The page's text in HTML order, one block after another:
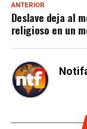
ANTERIOR
Deslave deja al
religioso en un